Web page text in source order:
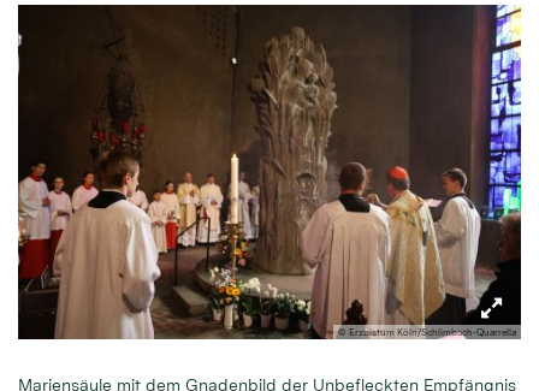
© Erzbistum Köln/Schlimbach-Quarrella
Mariensäule mit dem Gnadenbild der Unbefleckten Empfängnis